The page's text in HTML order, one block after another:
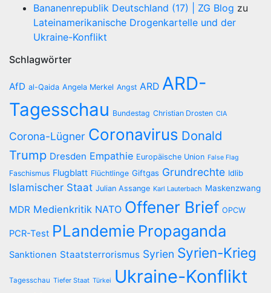
Bananenrepublik Deutschland (17) | ZG Blog zu
Lateinamerikanische Drogenkartelle und der
Ukraine-Konflikt
Schlagwörter
AfD al-Qaida Angela Merkel Angst ARD ARD-
Tagesschau Bundestag Christian Drosten CIA
Corona-Lügner Coronavirus Donald
Trump Dresden Empathie Europäische Union False Flag
Faschismus Flugblatt Flüchtlinge Giftgas Grundrechte Idlib
Islamischer Staat Julian Assange Karl Lauterbach Maskenzwang
MDR Medienkritik NATO Offener Brief OPCW
PCR-Test PLandemie Propaganda
Sanktionen Staatsterrorismus Syrien Syrien-Krieg
Tagesschau Tiefer Staat Türkei Ukraine-Konflikt